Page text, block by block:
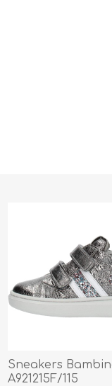
Sneakers
A921215F/115